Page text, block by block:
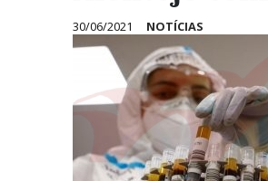
30/06/2021 NOTÍCIAS